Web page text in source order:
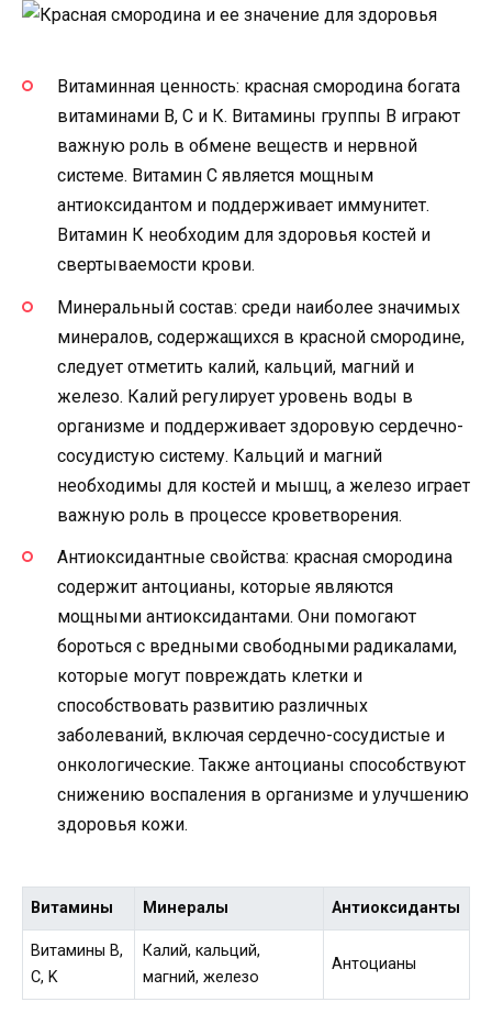
Витаминная ценность: красная смородина богата
витаминами В, С и К. Витамины группы В играют
важную роль в обмене веществ и нервной
системе. Витамин С является мощным
антиоксидантом и поддерживает иммунитет.
Витамин К необходим для здоровья костей и
свертываемости крови.
Минеральный состав: среди наиболее значимых
минералов, содержащихся в красной смородине,
следует отметить калий, кальций, магний и
железо. Калий регулирует уровень воды в
организме и поддерживает здоровую сердечно-
сосудистую систему. Кальций и магний
необходимы для костей и мышц, а железо играет
важную роль в процессе кроветворения.
Антиоксидантные свойства: красная смородина
содержит антоцианы, которые являются
мощными антиоксидантами. Они помогают
бороться с вредными свободными радикалами,
которые могут повреждать клетки и
способствовать развитию различных
заболеваний, включая сердечно-сосудистые и
онкологические. Также антоцианы способствуют
снижению воспаления в организме и улучшению
здоровья кожи.
Витамины Минералы Антиоксиданты
Витамины B,
C, K
Калий, кальций,
магний, железо
Антоцианы